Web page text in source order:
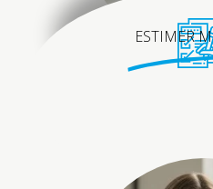
ESTIMER